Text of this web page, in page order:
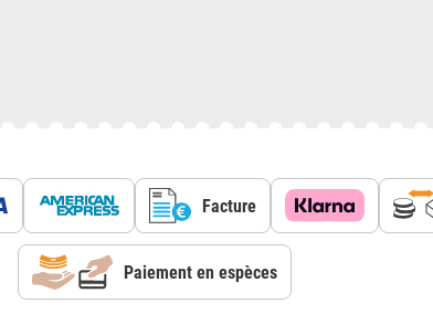
Facture
Paiement en espèces